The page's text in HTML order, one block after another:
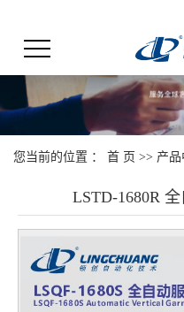
您当前的位置 ： 首 页 >> 产
LSTD-1680R